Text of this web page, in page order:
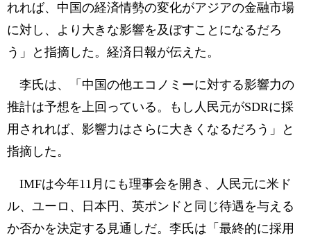
れれば、中国の経済情勢の変化がアジアの金融市場
に対し、より大きな影響を及ぼすことになるだろ
う」と指摘した。経済日報が伝えた。
李氏は、「中国の他エコノミーに対する影響力の
推計は予想を上回っている。もし人民元がSDRに採
用されれば、影響力はさらに大きくなるだろう」と
指摘した。
IMFは今年11月にも理事会を開き、人民元に米ド
ル、ユーロ、日本円、英ポンドと同じ待遇を与える
か否かを決定する見通しだ。李氏は「最終的に採用